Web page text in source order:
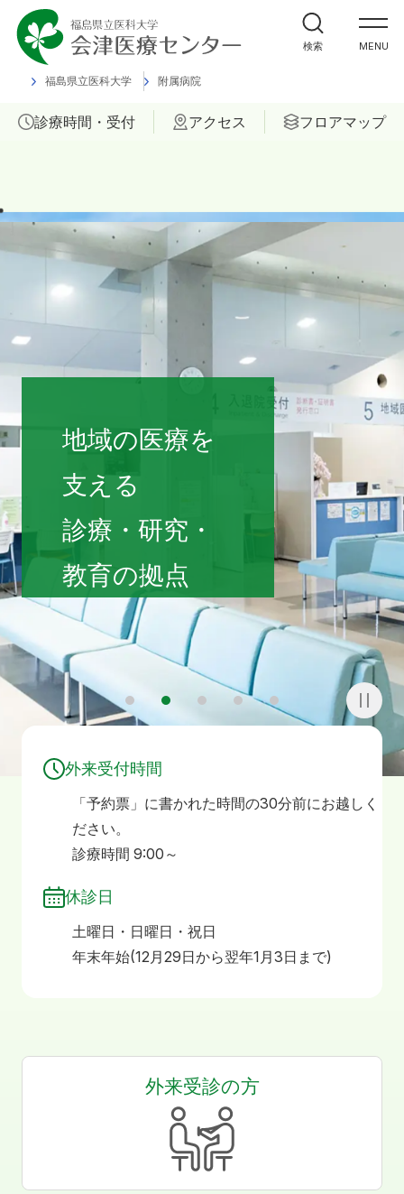
福島県立医科大学 附属病院
MENU
外来受診の方
入院・ご面会の方
診療科
当院について
医療関係者の方へ
診療時間・受付 アクセス フロアマップ
検索
福島県立医科大学 会津診療セン
地域の医療を
支える
診療・研究・
教育の拠点
3 5
外来受付時間
「予約票」に書かれた時間の30分前にお越しく
ださい。
診療時間 9:00～
休診日
土曜日・日曜日・祝日
年末年始(12月29日から翌年1月3日まで)
外来受診の方